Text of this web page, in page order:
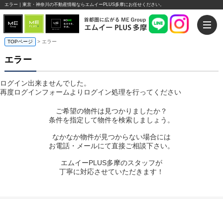
エラー｜東京・神奈川の不動産情報ならエムイーPLUS多摩にお任せください。
TOPページ > エラー
エラー
ログイン出来ませんでした。
再度ログインフォームよりログイン処理を行ってください
ご希望の物件は見つかりましたか？
条件を指定して物件を検索しましょう。
なかなか物件が見つからない場合には
お電話・メールにて直接ご相談下さい。
エムイーPLUS多摩のスタッフが
丁寧に対応させていただきます！